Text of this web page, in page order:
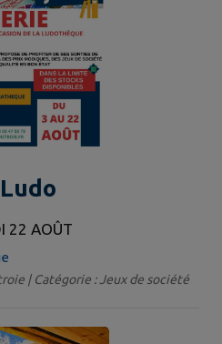
22 AOÛT
| Catégorie : Jeux de société